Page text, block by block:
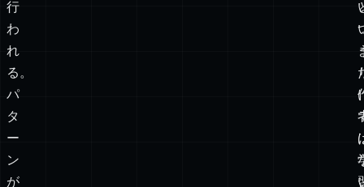
は
自
動
的
に
行
わ
れ
る。